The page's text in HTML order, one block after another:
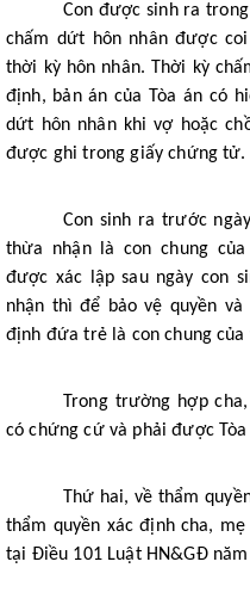
Con được sinh ra
chấm dứt hôn nhân được
thời kỳ hôn nhân. Thời kỳ
định, bản án của Tòa án có
dứt hôn nhân khi vợ hoặc
được ghi trong giấy chứng tử.
Con sinh ra trước
thừa nhận là con chung
được xác lập sau ngày con
nhận thì để bảo vệ quyền
định đứa trẻ là con chung của
Trong trường hợp
có chứng cứ và phải được
Thứ hai, về thẩm
thẩm quyền xác định cha,
tại Điều 101 Luật HN&GĐ